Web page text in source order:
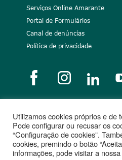
Serviços Online Amarante
Portal de Formulários
Canal de denúncias
Política de privacidade
Notícias Recrutamento Portugal
Projetos cofinanciados
Utilizamos cookies próprios e de
Pode configurar ou recusar os
“Configuração de cookies”.
cookies, premindo o botão
informações, pode visitar a